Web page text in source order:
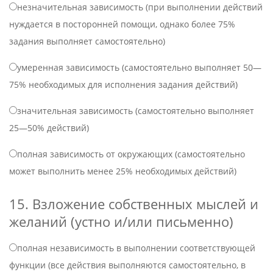
незначительная зависимость (при выполнении действий
нуждается в посторонней помощи, однако более 75%
задания выполняет самостоятельно)
умеренная зависимость (самостоятельно выполняет 50—
75% необходимых для исполнения задания действий)
значительная зависимость (самостоятельно выполняет
25—50% действий)
полная зависимость от окружающих (самостоятельно
может выполнить менее 25% необходимых действий)
15. Bзложение собственных мыслей и
желаний (устно и/или письменно)
полная независимость в выполнении соответствующей
функции (все действия выполняются самостоятельно, в